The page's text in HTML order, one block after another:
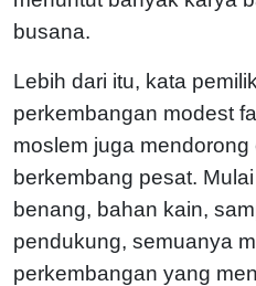
busana.
Lebih dari itu, kata
perkembangan modest
moslem juga
berkembang pesat.
benang, bahan kain,
pendukung, semuanya
perkembangan yang